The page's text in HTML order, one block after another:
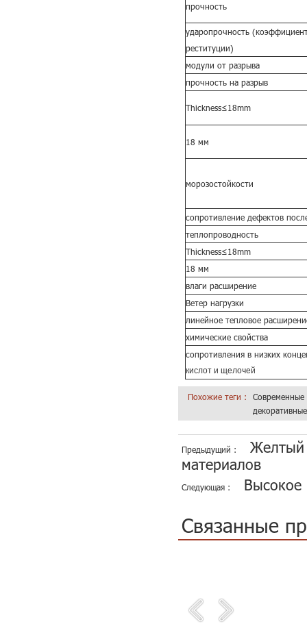
прочность
ударопрочность
реституции)
модули от разрыва
прочность на разрыв
Thickness≤18mm
18 мм
морозостойкости
сопротивление дефектов
теплопроводность
Thickness≤18mm
18 мм
влаги расширение
Ветер нагрузки
линейное тепловое
химические свойства
сопротивления в низких
кислот и щелочей
Похожие теги :
Современные
Предыдущий :
Желтый
материалов
Следующая : Высокое
Связанные